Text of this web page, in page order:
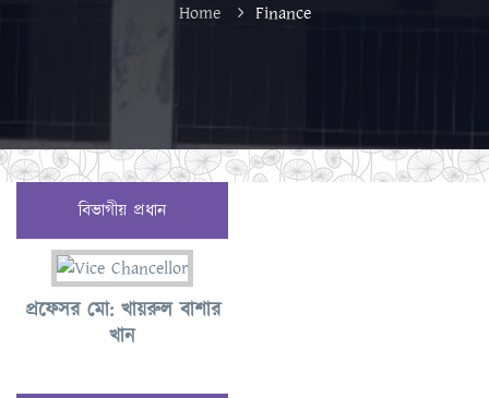
Home Finance
বিভাগীয় প্রধান
প্রফেসর মো: খায়রুল বাশার
খান